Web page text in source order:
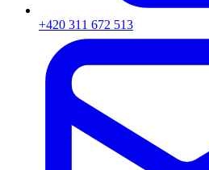
+420 311 672 513